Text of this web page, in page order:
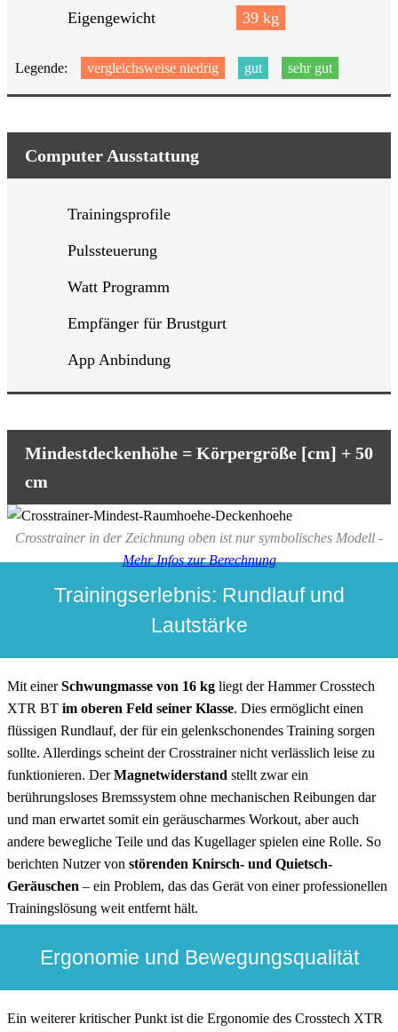
Eigengewicht 39 kg
Legende: vergleichsweise niedrig gut sehr gut
Computer Ausstattung
Trainingsprofile
Pulssteuerung
Watt Programm
Empfänger für Brustgurt
App Anbindung
Mindestdeckenhöhe = Körpergröße [cm] + 50
cm
Crosstrainer in der Zeichnung oben ist nur symbolisches Modell -
Mehr Infos zur Berechnung
Trainingserlebnis: Rundlauf und
Lautstärke
Mit einerSchwungmasse von 16 kg liegt der Hammer Crosstech
XTR BT im oberen Feld seiner Klasse. Dies ermöglicht einen
flüssigen Rundlauf, der für ein gelenkschonendes Training sorgen
sollte. Allerdings scheint der Crosstrainer nicht verlässlich leise zu
funktionieren. DerMagnetwiderstand stellt zwar ein
berührungsloses Bremssystem ohne mechanischen Reibungen dar
und man erwartet somit ein geräuscharmes Workout, aber auch
andere bewegliche Teile und das Kugellager spielen eine Rolle. So
berichten Nutzer von störenden Knirsch- und Quietsch-
Geräuschen – ein Problem, das das Gerät von einer professionellen
Trainingslösung weit entfernt hält.
Ergonomie und Bewegungsqualität
Ein weiterer kritischer Punkt ist die Ergonomie des Crosstech XTR